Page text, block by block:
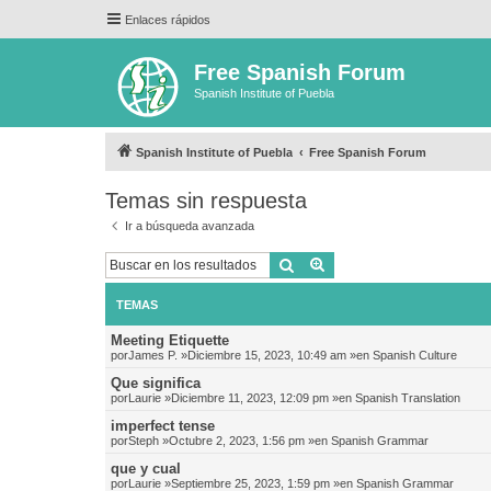
Enlaces rápidos
Free Spanish Forum
Spanish Institute of Puebla
Spanish Institute of Puebla Free Spanish Forum
Temas sin respuesta
Ir a búsqueda avanzada
Buscar
TEMAS
Meeting Etiquette
porJames P. »Diciembre 15, 2023, 10:49 am »en Spanish Culture
Que significa
porLaurie »Diciembre 11, 2023, 12:09 pm »en Spanish Translation
imperfect tense
porSteph »Octubre 2, 2023, 1:56 pm »en Spanish Grammar
que y cual
porLaurie »Septiembre 25, 2023, 1:59 pm »en Spanish Grammar